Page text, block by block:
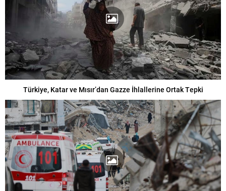
Türkiye, Katar ve Mısır’dan Gazze İhlallerine Ortak Tepki